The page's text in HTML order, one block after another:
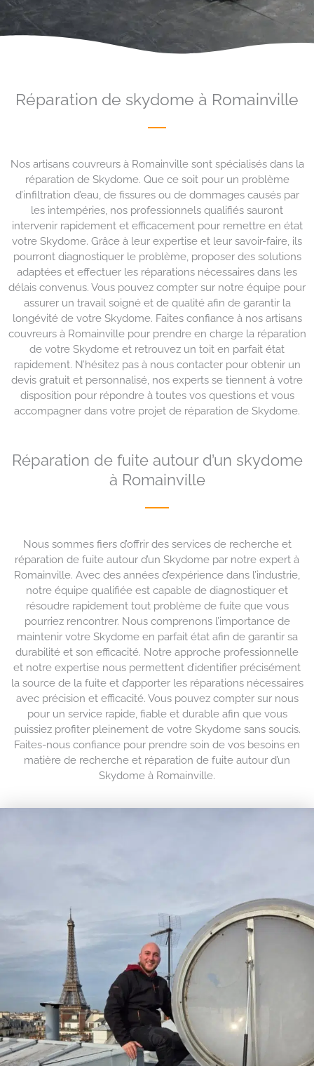
Réparation de skydome à Romainville
Nos artisans couvreurs à Romainville sont spécialisés dans la
réparation de Skydome. Que ce soit pour un problème
d’infiltration d’eau, de fissures ou de dommages causés par
les intempéries, nos professionnels qualifiés sauront
intervenir rapidement et efficacement pour remettre en état
votre Skydome. Grâce à leur expertise et leur savoir-faire, ils
pourront diagnostiquer le problème, proposer des solutions
adaptées et effectuer les réparations nécessaires dans les
délais convenus. Vous pouvez compter sur notre équipe pour
assurer un travail soigné et de qualité afin de garantir la
longévité de votre Skydome. Faites confiance à nos artisans
couvreurs à Romainville pour prendre en charge la réparation
de votre Skydome et retrouvez un toit en parfait état
rapidement. N’hésitez pas à nous contacter pour obtenir un
devis gratuit et personnalisé, nos experts se tiennent à votre
disposition pour répondre à toutes vos questions et vous
accompagner dans votre projet de réparation de Skydome.
Réparation de fuite autour d’un skydome
à Romainville
Nous sommes fiers d’offrir des services de recherche et
réparation de fuite autour d’un Skydome par notre expert à
Romainville. Avec des années d’expérience dans l’industrie,
notre équipe qualifiée est capable de diagnostiquer et
résoudre rapidement tout problème de fuite que vous
pourriez rencontrer. Nous comprenons l’importance de
maintenir votre Skydome en parfait état afin de garantir sa
durabilité et son efficacité. Notre approche professionnelle
et notre expertise nous permettent d’identifier précisément
la source de la fuite et d’apporter les réparations nécessaires
avec précision et efficacité. Vous pouvez compter sur nous
pour un service rapide, fiable et durable afin que vous
puissiez profiter pleinement de votre Skydome sans soucis.
Faites-nous confiance pour prendre soin de vos besoins en
matière de recherche et réparation de fuite autour d’un
Skydome à Romainville.